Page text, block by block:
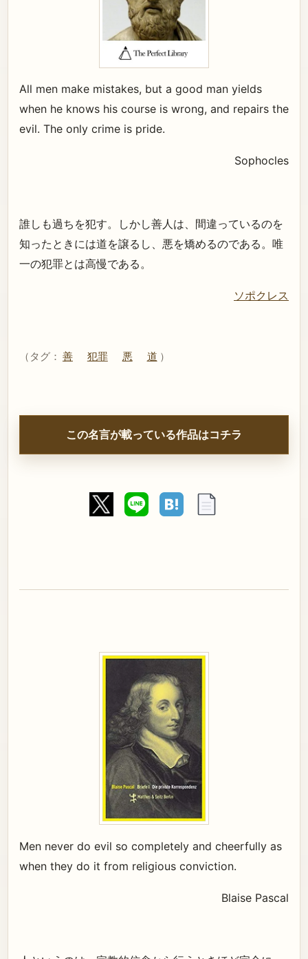
All men make mistakes, but a good man yields
when he knows his course is wrong, and repairs the
evil. The only crime is pride.
Sophocles
誰しも過ちを犯す。しかし善人は、間違っているのを
知ったときには道を譲るし、悪を矯めるのである。唯
一の犯罪とは高慢である。
ソポクレス
（タグ： 善 犯罪 悪 道 ）
この名言が載っている作品はコチラ
Men never do evil so completely and cheerfully as
when they do it from religious conviction.
Blaise Pascal